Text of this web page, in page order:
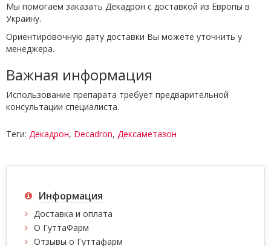
Мы помогаем заказать Декадрон с доставкой из Европы в
Украину.
Ориентировочную дату доставки Вы можете уточнить у
менеджера.
Важная информация
Использование препарата требует предварительной
консультации специалиста.
Теги: Декадрон, Decadron, Дексаметазон
Информация
Доставка и оплата
О ГуттаФарм
Отзывы о Гуттафарм